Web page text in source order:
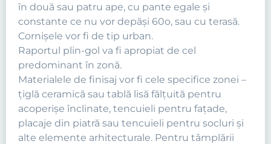
în două sau patru ape, cu pante egale şi
constante ce nu vor depăşi 60o, sau cu terasă.
Cornişele vor fi de tip urban.
Raportul plin-gol va fi apropiat de cel
predominant în zonă.
Materialele de finisaj vor fi cele specifice zonei –
ţiglă ceramică sau tablă lisă fălţuită pentru
acoperişe înclinate, tencuieli pentru faţade,
placaje din piatră sau tencuieli pentru socluri şi
alte elemente arhitecturale. Pentru tâmplării